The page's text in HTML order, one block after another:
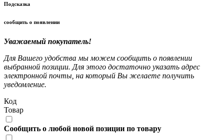
Подсказка
сообщить о появлении
Уважаемый покупатель!
Для Вашего удобства мы можем сообщить о появлении
выбранной позиции. Для этого достаточно указать адрес
электронной почты, на который Вы желаете получить
уведомление.
Код
Товар
Сообщить о любой новой позиции по товару